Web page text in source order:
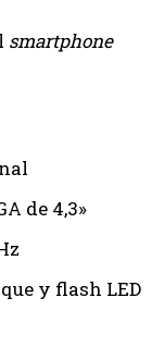
smartphone
de 4,3»
y flash LED